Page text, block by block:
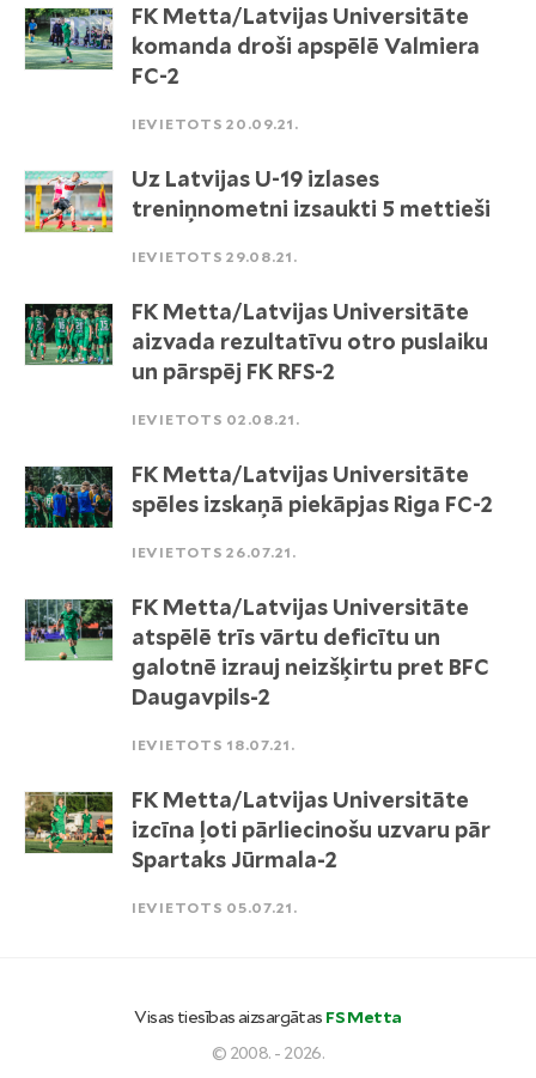
FK Metta/Latvijas Universitāte
komanda droši apspēlē Valmiera
FC-2
IEVIETOTS 20.09.21.
Uz Latvijas U-19 izlases
treniņnometni izsaukti 5 mettieši
IEVIETOTS 29.08.21.
FK Metta/Latvijas Universitāte
aizvada rezultatīvu otro puslaiku
un pārspēj FK RFS-2
IEVIETOTS 02.08.21.
FK Metta/Latvijas Universitāte
spēles izskaņā piekāpjas Riga FC-2
IEVIETOTS 26.07.21.
FK Metta/Latvijas Universitāte
atspēlē trīs vārtu deficītu un
galotnē izrauj neizšķirtu pret BFC
Daugavpils-2
IEVIETOTS 18.07.21.
FK Metta/Latvijas Universitāte
izcīna ļoti pārliecinošu uzvaru pār
Spartaks Jūrmala-2
IEVIETOTS 05.07.21.
Visas tiesības aizsargātas FS Metta
© 2008. - 2026.